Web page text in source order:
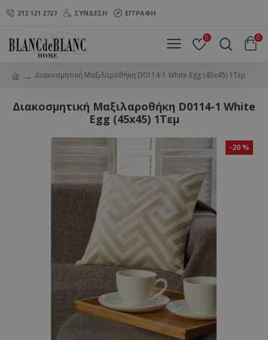
212 121 2727 ΣΎΝΔΕΣΗ ΕΓΓΡΑΦΉ
0 0
Διακοσμητική Μαξιλαροθήκη D0114-1 White Egg (45x45) 1Τεμ
Διακοσμητική Μαξιλαροθήκη D0114-1 White
Egg (45x45) 1Τεμ
-20 %